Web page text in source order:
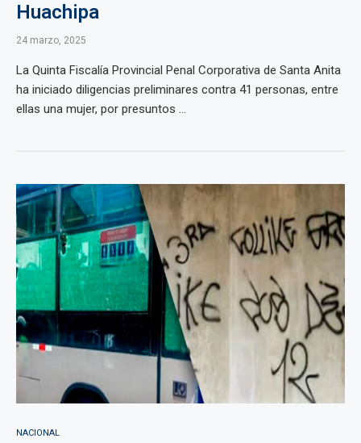
Huachipa
24 marzo, 2025
La Quinta Fiscalía Provincial Penal Corporativa de Santa Anita
ha iniciado diligencias preliminares contra 41 personas, entre
ellas una mujer, por presuntos ...
NACIONAL